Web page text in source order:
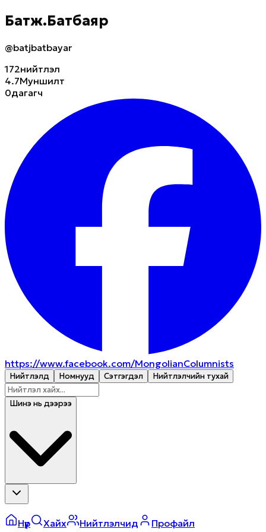
Батж.Батбаяр
@batjbatbayar
172нийтлэл
4.7Mуншилт
0дагагч
https://www.facebook.com/MongolianColumnists
Нийтлэлүүд Номнууд Сэтгэгдэл Нийтлэлчийн тухай
Шинэ нь дээрээ
Нүүр Хайх Нийтлэлчид Профайл